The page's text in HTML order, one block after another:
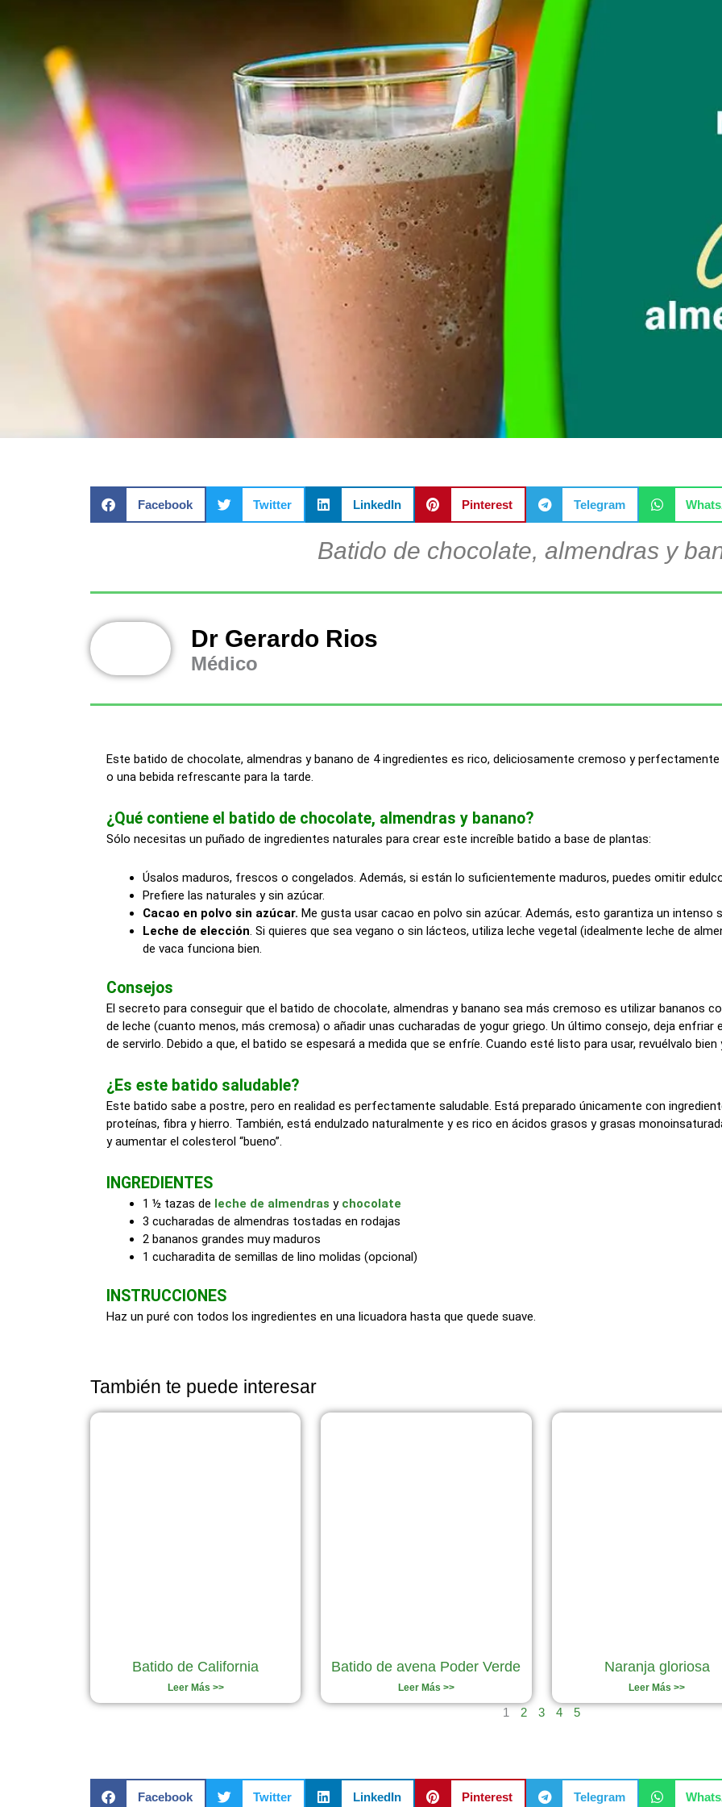
Facebook Twitter LinkedIn Pinterest Telegram
Batido de chocolate, almendras y
Dr Gerardo Rios
Médico
Este batido de chocolate, almendras y banano de 4 ingredientes es rico, deliciosamente cremoso y
o una bebida refrescante para la tarde.
¿Qué contiene el batido de chocolate, almendras y banano?
Sólo necesitas un puñado de ingredientes naturales para crear este increíble batido a base de plantas:
Úsalos maduros, frescos o congelados. Además, si están lo suficientemente maduros, puedes omitir
Prefiere las naturales y sin azúcar.
Cacao en polvo sin azúcar. Me gusta usar cacao en polvo sin azúcar. Además, esto garantiza un intenso
Leche de elección. Si quieres que sea vegano o sin lácteos, utiliza leche vegetal (idealmente leche de
de vaca funciona bien.
Consejos
El secreto para conseguir que el batido de chocolate, almendras y banano sea más cremoso es utilizar bananos
de leche (cuanto menos, más cremosa) o añadir unas cucharadas de yogur griego. Un último consejo, deja
de servirlo. Debido a que, el batido se espesará a medida que se enfríe. Cuando esté listo para usar, revuélvalo bien
¿Es este batido saludable?
Este batido sabe a postre, pero en realidad es perfectamente saludable. Está preparado únicamente con
proteínas, fibra y hierro. También, está endulzado naturalmente y es rico en ácidos grasos y grasas
y aumentar el colesterol “bueno”.
INGREDIENTES
1 ½ tazas de leche de almendras y chocolate
3 cucharadas de almendras tostadas en rodajas
2 bananos grandes muy maduros
1 cucharadita de semillas de lino molidas (opcional)
INSTRUCCIONES
Haz un puré con todos los ingredientes en una licuadora hasta que quede suave.
También te puede interesar
Batido de California
Leer Más >>
Batido de avena Poder Verde
Leer Más >>
Naranja gloriosa
Leer Más >>
Página
1
Página
2
Página
3 4 5
Facebook Twitter LinkedIn Pinterest Telegram